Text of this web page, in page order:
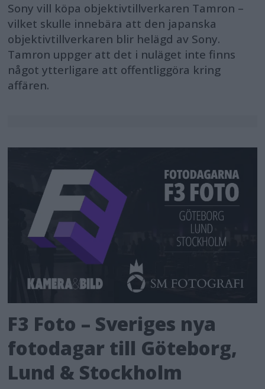
Sony vill köpa objektivtillverkaren Tamron –
vilket skulle innebära att den japanska
objektivtillverkaren blir helägd av Sony.
Tamron uppger att det i nuläget inte finns
något ytterligare att offentliggöra kring
affären.
F3 Foto – Sveriges nya
fotodagar till Göteborg,
Lund & Stockholm